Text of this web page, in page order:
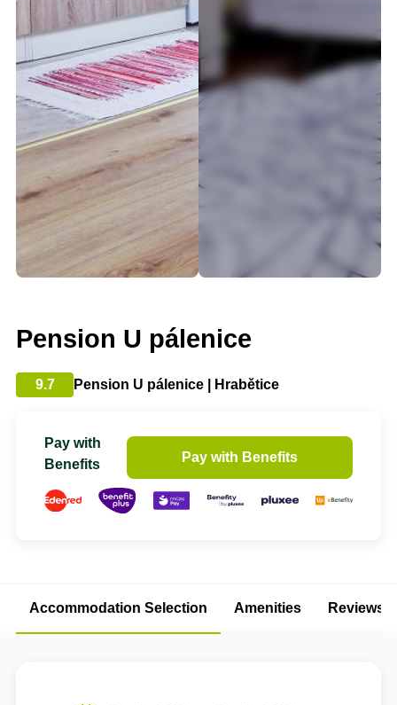
Pension U pálenice
9.7 Pension U pálenice | Hrabětice
Pay with
Benefits
Pay with Benefits
Accommodation Selection Amenities Reviews